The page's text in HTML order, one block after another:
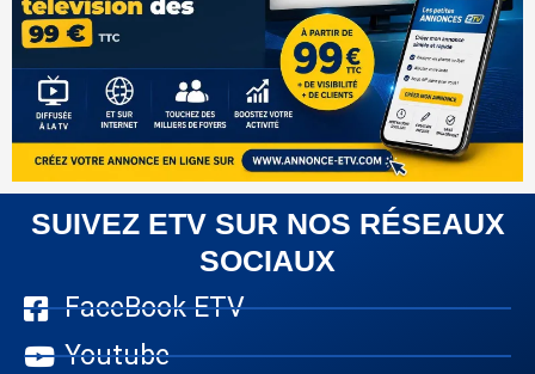
SUIVEZ ETV SUR NOS RÉSEAUX
SOCIAUX
FaceBook ETV
Youtube